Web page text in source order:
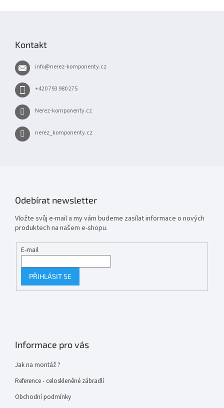
Kontakt
info@nerez-komponenty.cz
+420 793 980 275
Nerez-komponenty.cz
nerez_komponenty.cz
Odebírat newsletter
Vložte svůj e-mail a my vám budeme zasílat informace o nových
produktech na našem e-shopu.
E-mail
PŘIHLÁSIT SE
Informace pro vás
Jak na montáž ?
Reference - celoskleněné zábradlí
Obchodní podmínky